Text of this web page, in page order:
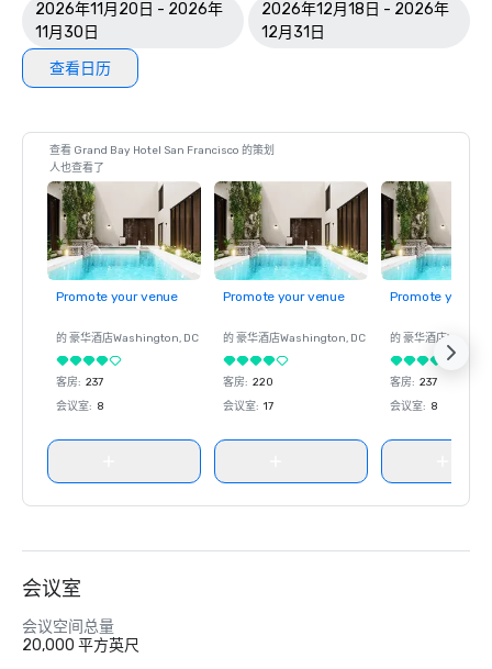
2026年11月20日 - 2026年
11月30日
2026年12月18日 - 2026年
12月31日
查看日历
查看 Grand Bay Hotel San Francisco 的策划
人也查看了
Promote your venue
的 豪华酒店Washington, DC
客房: 237
会议室: 8
Promote your venue
的 豪华酒店Washington, DC
客房: 220
会议室: 17
Promote your
的 豪华酒店
客房: 237
会议室: 8
会议室
会议空间总量
20,000 平方英尺